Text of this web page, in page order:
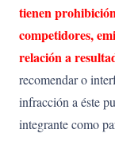
tienen pro
competidores,
relación a
recomendar o
infracción a éste
integrante como